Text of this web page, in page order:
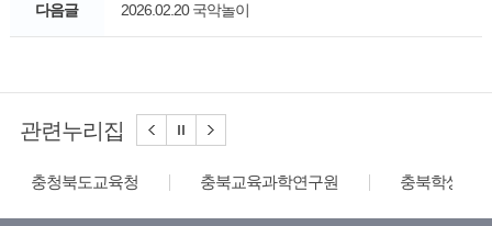
다음글 2026.02.20 국악놀이
관련누리집
충청북도교육청 충북교육과학연구원 충북학생교